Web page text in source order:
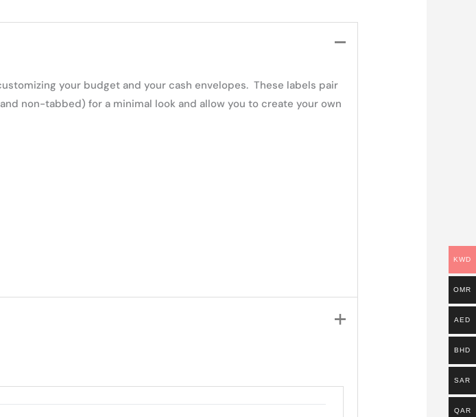
your budget and your cash envelopes. These labels pair
non-tabbed) for a minimal look and allow you to create your own
KWD
OMR
AED
BHD
SAR
QAR